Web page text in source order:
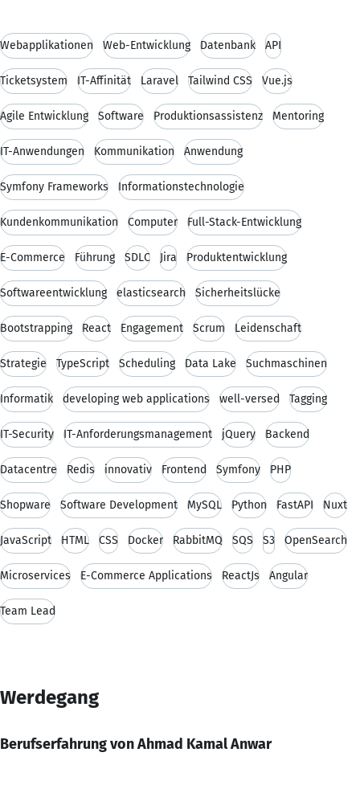
Webapplikationen Web-Entwicklung Datenbank API
Ticketsystem IT-Affinität Laravel Tailwind CSS Vue.js
Agile Entwicklung Software Produktionsassistenz Mentoring
IT-Anwendungen Kommunikation Anwendung
Symfony Frameworks Informationstechnologie
Kundenkommunikation Computer Full-Stack-Entwicklung
E-Commerce Führung SDLC Jira Produktentwicklung
Softwareentwicklung elasticsearch Sicherheitslücke
Bootstrapping React Engagement Scrum Leidenschaft
Strategie TypeScript Scheduling Data Lake Suchmaschinen
Informatik developing web applications well-versed Tagging
IT-Security IT-Anforderungsmanagement jQuery Backend
Datacentre Redis innovativ Frontend Symfony PHP
Shopware Software Development MySQL Python FastAPI Nuxt
JavaScript HTML CSS Docker RabbitMQ SQS S3 OpenSearch
Microservices E-Commerce Applications ReactJs Angular
Team Lead
Werdegang
Berufserfahrung von Ahmad Kamal Anwar